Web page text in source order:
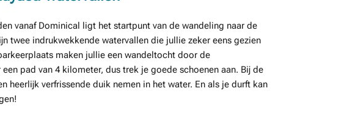
vanaf Dominical ligt het startpunt van de wandeling naar de
twee indrukwekkende watervallen die jullie zeker eens gezien
maken jullie een wandeltocht door de
pad van 4 kilometer, dus trek je goede schoenen aan. Bij de
heerlijk verfrissende duik nemen in het water. En als je durft kan